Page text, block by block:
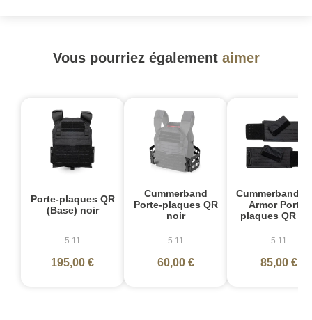
Vous pourriez également aimer
Porte-plaques QR
(Base) noir
5.11
195,00 €
Cummerband
Porte-plaques QR
noir
5.11
60,00 €
Cummerband
Armor Porte-
plaques QR
5.11
85,00 €